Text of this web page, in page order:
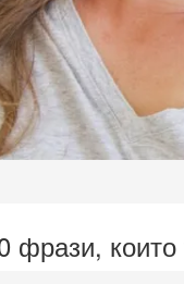
фрази,